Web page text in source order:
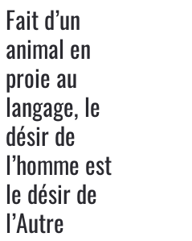
Fait d’un
animal en
proie au
langage, le
désir de
l’homme est
le désir de
l’Autre